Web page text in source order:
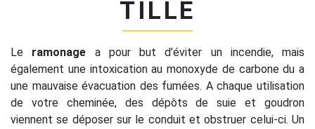
TILLE
Le ramonage a pour but d’éviter un incendie, mais
également une intoxication au monoxyde de carbone du a
une mauvaise évacuation des fumées. A chaque utilisation
de votre cheminée, des dépôts de suie et goudron
viennent se déposer sur le conduit et obstruer celui-ci. Un